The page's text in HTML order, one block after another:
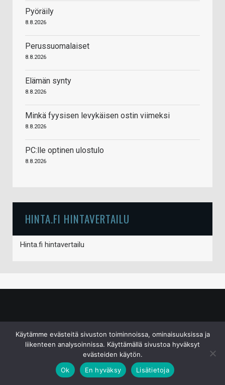
Pyöräily
8.8.2026
Perussuomalaiset
8.8.2026
Elämän synty
8.8.2026
Minkä fyysisen levykäisen ostin viimeksi
8.8.2026
PC:lle optinen ulostulo
8.8.2026
HINTA.FI HINTAVERTAILU
Hinta.fi hintavertailu
Käytämme evästeitä sivuston toiminnoissa, ominaisuuksissa ja
liikenteen analysoinnissa. Käyttämällä sivustoa hyväksyt
evästeiden käytön.
Ok
En hyväksy Lisätietoja